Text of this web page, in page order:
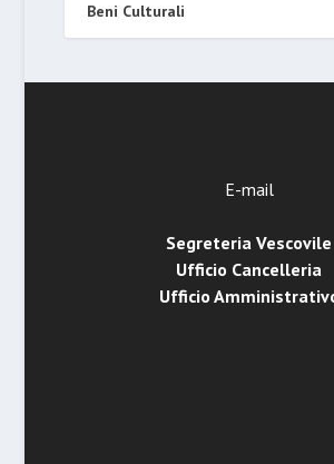
Beni Culturali
E-mail
Segreteria Vescovile
Ufficio Cancelleria
Ufficio